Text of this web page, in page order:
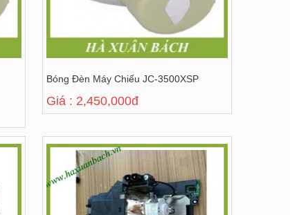
Bóng Đèn Máy Chiếu JC-3500XSP
Giá : 2,450,000đ